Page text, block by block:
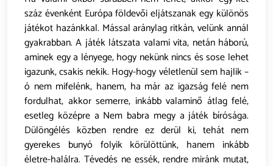
száz évenként Európa földevői eljátszanak egy különös
játékot hazánkkal. Mással aránylag ritkán, velünk annál
gyakrabban. A játék látszata valami vita, netán háború,
aminek egy a lényege, hogy nekünk nincs és sose lehet
igazunk, csakis nekik. Hogy-hogy véletlenül sem hajlik –
ó nem mifelénk, hanem, ha már az igazság felé nem
fordulhat, akkor semerre, inkább valaminő átlag felé,
esetleg középre a Nem babra megy a játék bírósága.
Dülöngélés közben rendre ez derül ki, tehát nem
gyerekes bunyó folyik körülöttünk, hanem inkább
életre-halálra. Tévedés ne essék, rendre miránk mutat,